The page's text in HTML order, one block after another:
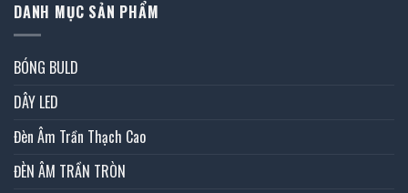
DANH MỤC SẢN PHẨM
BÓNG BULD
DÂY LED
Đèn Âm Trần Thạch Cao
ĐÈN ÂM TRẦN TRÒN